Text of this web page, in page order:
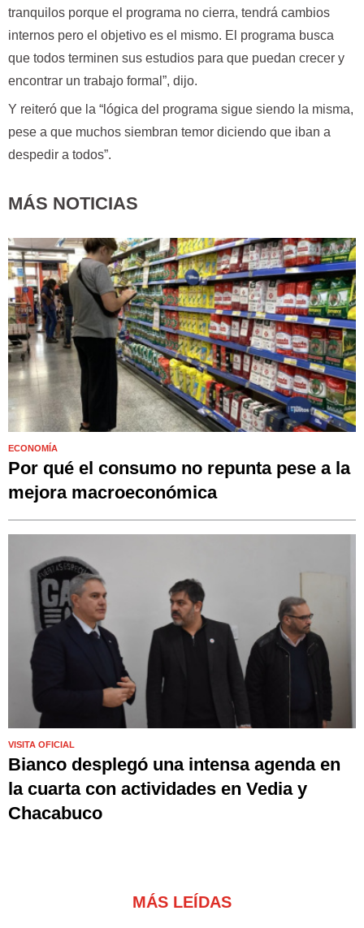
tranquilos porque el programa no cierra, tendrá cambios
internos pero el objetivo es el mismo. El programa busca
que todos terminen sus estudios para que puedan crecer y
encontrar un trabajo formal”, dijo.
Y reiteró que la “lógica del programa sigue siendo la misma,
pese a que muchos siembran temor diciendo que iban a
despedir a todos”.
MÁS NOTICIAS
ECONOMÍA
Por qué el consumo no repunta pese a la
mejora macroeconómica
VISITA OFICIAL
Bianco desplegó una intensa agenda en
la cuarta con actividades en Vedia y
Chacabuco
MÁS LEÍDAS